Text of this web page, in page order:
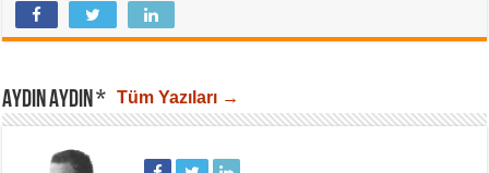
AYDIN AYDIN * Tüm Yazıları →